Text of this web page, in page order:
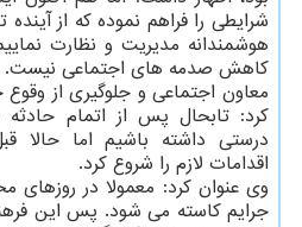
شرایطی را فراهم نموده که از آینده
هوشمندانه مدیریت و نظارت
کاهش صدمه های اجتماعی نیست.
معاون اجتماعی و جلوگیری از
کرد: تابحال پس از اتمام
درستی داشته باشیم اما حالا
اقدامات لازم را شروع کرد.
وی عنوان کرد: معمولا در
جرایم کاسته می شود. پس این